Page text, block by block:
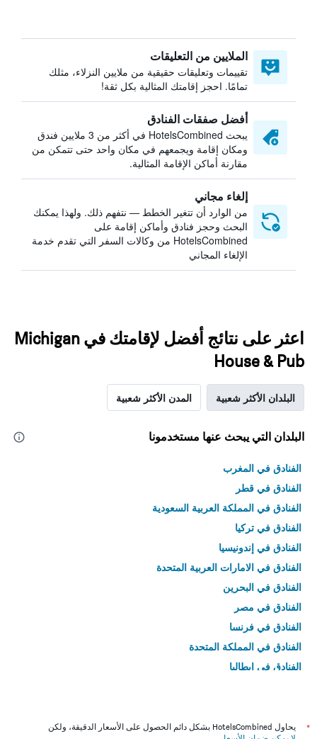
الملايين من التعليقات
تقييمات وتعليقات حقيقية من ملايين النزلاء، مثلك
تمامًا. احجز إقامتك المثالية بكل ثقة!
أفضل صفقات الفنادق
يبحث HotelsCombined في أكثر من 3 ملايين فندق
ومكان إقامة ويجمعهم في مكان واحد حتى تتمكن من
مقارنة أماكن الإقامة المثالية.
إلغاء مجاني
من الوارد أن تتغير الخطط — نتفهم ذلك. ولهذا يمكنك
البحث وحجز فنادق وأماكن إقامة على
HotelsCombined من وكالات السفر التي تقدم خدمة
الإلغاء المجاني
اعثر على نتائج أفضل لإقامتك في Michigan
House & Pub
البلدان الأكثر شعبية المدن الأكثر شعبية
البلدان التي يبحث عنها مستخدمونا
الفنادق في المغرب
الفنادق في قطر
الفنادق في المملكة العربية السعودية
الفنادق في تركيا
الفنادق في إندونيسيا
الفنادق في الامارات العربية المتحدة
الفنادق في البحرين
الفنادق في مصر
الفنادق في فرنسا
الفنادق في المملكة المتحدة
الفنادق في إيطاليا
*
يحاول HotelsCombined بشكل دائم الحصول على الأسعار الدقيقة، ولكن